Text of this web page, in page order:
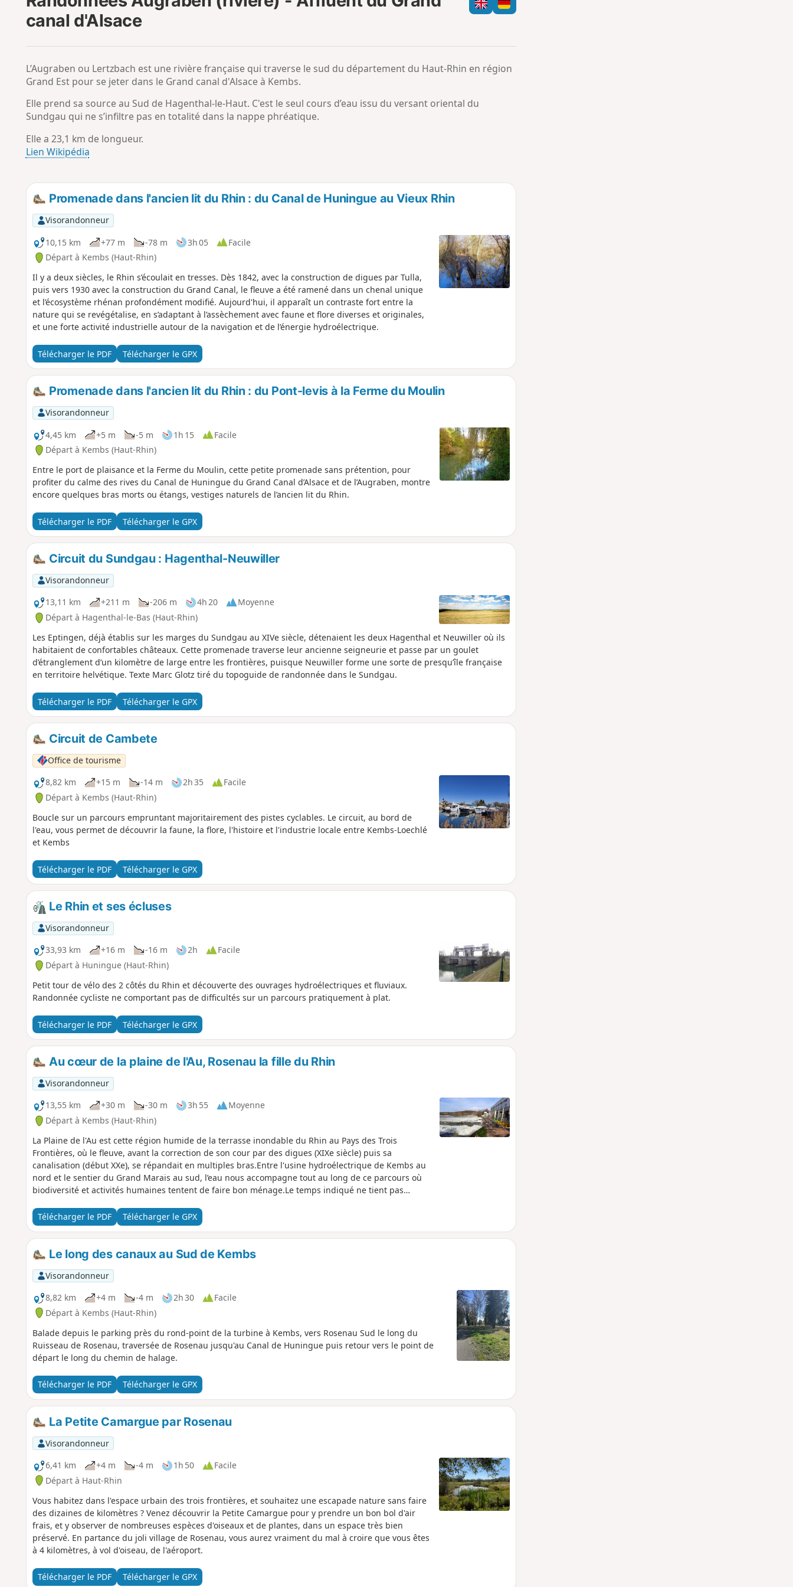
h
e
m
canal d'Alsace
L’Augraben ou Lertzbach est une rivière française qui traverse le sud du département du Haut-Rhin en région
Grand Est pour se jeter dans le Grand canal d'Alsace à Kembs.
Elle prend sa source au Sud de Hagenthal-le-Haut. C'est le seul cours d’eau issu du versant oriental du
Sundgau qui ne s’infiltre pas en totalité dans la nappe phréatique.
Elle a 23,1 km de longueur.
Lien Wikipédia
Promenade dans l'ancien lit du Rhin : du Canal de Huningue au Vieux Rhin
Visorandonneur
10,15 km
+77 m -78 m 3h 05
Facile
Départ à Kembs (Haut-Rhin)
Il y a deux siècles, le Rhin s’écoulait en tresses. Dès 1842, avec la construction de digues par Tulla,
puis vers 1930 avec la construction du Grand Canal, le fleuve a été ramené dans un chenal unique
et l’écosystème rhénan profondément modifié. Aujourd'hui, il apparaît un contraste fort entre la
nature qui se revégétalise, en s’adaptant à l’assèchement avec faune et flore diverses et originales,
et une forte activité industrielle autour de la navigation et de l’énergie hydroélectrique.
Télécharger le PDF Télécharger le GPX
Promenade dans l'ancien lit du Rhin : du Pont-levis à la Ferme du Moulin
Visorandonneur
4,45 km
+5 m -5 m 1h 15
Facile
Départ à Kembs (Haut-Rhin)
Entre le port de plaisance et la Ferme du Moulin, cette petite promenade sans prétention, pour
profiter du calme des rives du Canal de Huningue du Grand Canal d’Alsace et de l’Augraben, montre
encore quelques bras morts ou étangs, vestiges naturels de l’ancien lit du Rhin.
Télécharger le PDF Télécharger le GPX
Circuit du Sundgau : Hagenthal-Neuwiller
Visorandonneur
13,11 km
+211 m -206 m 4h 20
Moyenne
Départ à Hagenthal-le-Bas (Haut-Rhin)
Les Eptingen, déjà établis sur les marges du Sundgau au XIVe siècle, détenaient les deux Hagenthal et Neuwiller où ils
habitaient de confortables châteaux. Cette promenade traverse leur ancienne seigneurie et passe par un goulet
d’étranglement d’un kilomètre de large entre les frontières, puisque Neuwiller forme une sorte de presqu’île française
en territoire helvétique. Texte Marc Glotz tiré du topoguide de randonnée dans le Sundgau.
Télécharger le PDF Télécharger le GPX
Circuit de Cambete
Office de tourisme
8,82 km
+15 m -14 m 2h 35
Facile
Départ à Kembs (Haut-Rhin)
Boucle sur un parcours empruntant majoritairement des pistes cyclables. Le circuit, au bord de
l'eau, vous permet de découvrir la faune, la flore, l'histoire et l'industrie locale entre Kembs-Loechlé
et Kembs
Télécharger le PDF Télécharger le GPX
Le Rhin et ses écluses
Visorandonneur
33,93 km
+16 m -16 m 2h
Facile
Départ à Huningue (Haut-Rhin)
Petit tour de vélo des 2 côtés du Rhin et découverte des ouvrages hydroélectriques et fluviaux.
Randonnée cycliste ne comportant pas de difficultés sur un parcours pratiquement à plat.
Télécharger le PDF Télécharger le GPX
Au cœur de la plaine de l'Au, Rosenau la fille du Rhin
Visorandonneur
13,55 km
+30 m -30 m 3h 55
Moyenne
Départ à Kembs (Haut-Rhin)
La Plaine de l'Au est cette région humide de la terrasse inondable du Rhin au Pays des Trois
Frontières, où le fleuve, avant la correction de son cour par des digues (XIXe siècle) puis sa
canalisation (début XXe), se répandait en multiples bras.Entre l'usine hydroélectrique de Kembs au
nord et le sentier du Grand Marais au sud, l’eau nous accompagne tout au long de ce parcours où
biodiversité et activités humaines tentent de faire bon ménage.Le temps indiqué ne tient pas
Télécharger le PDF
Télécharger le GPX
Le long des canaux au Sud de Kembs
Visorandonneur
8,82 km
+4 m -4 m 2h 30
Facile
Départ à Kembs (Haut-Rhin)
Balade depuis le parking près du rond-point de la turbine à Kembs, vers Rosenau Sud le long du
Ruisseau de Rosenau, traversée de Rosenau jusqu'au Canal de Huningue puis retour vers le point de
départ le long du chemin de halage.
Télécharger le PDF Télécharger le GPX
La Petite Camargue par Rosenau
Visorandonneur
6,41 km
+4 m -4 m 1h 50
Facile
Départ à Haut-Rhin
Vous habitez dans l'espace urbain des trois frontières, et souhaitez une escapade nature sans faire
des dizaines de kilomètres ? Venez découvrir la Petite Camargue pour y prendre un bon bol d'air
frais, et y observer de nombreuses espèces d'oiseaux et de plantes, dans un espace très bien
préservé. En partance du joli village de Rosenau, vous aurez vraiment du mal à croire que vous êtes
à 4 kilomètres, à vol d'oiseau, de l'aéroport.
Télécharger le PDF Télécharger le GPX